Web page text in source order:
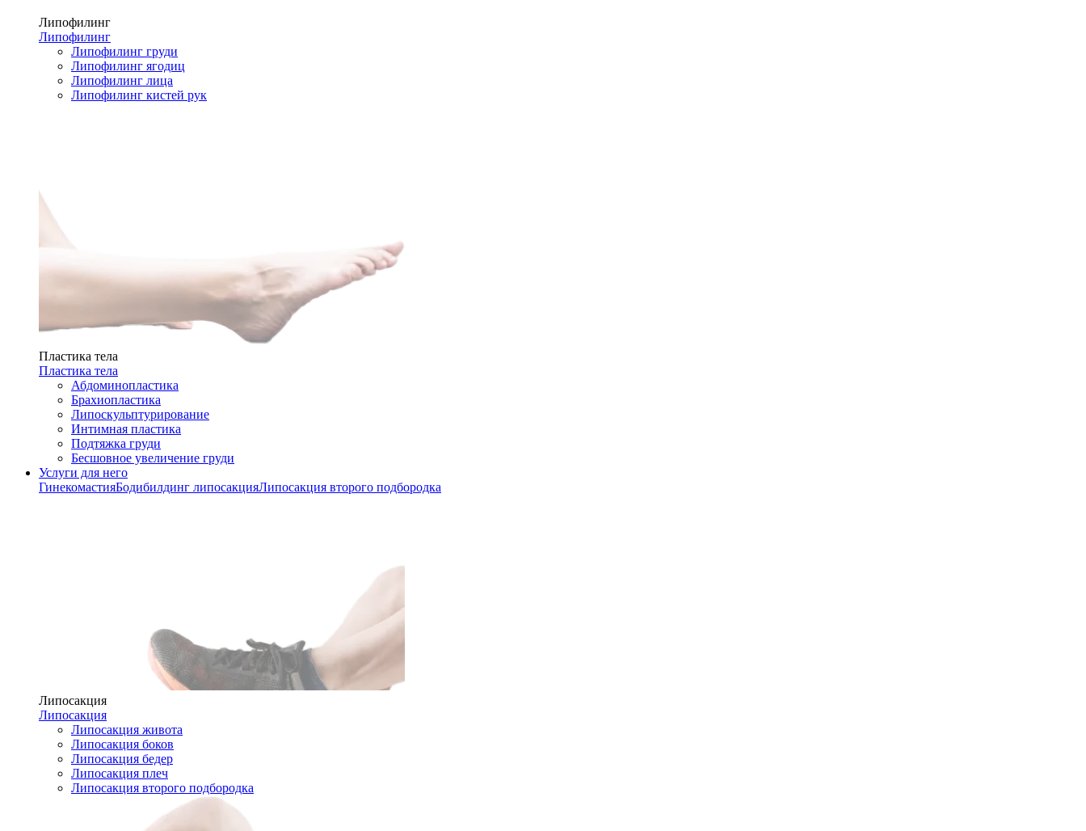
Липофилинг
Липофилинг
Липофилинг груди
Липофилинг ягодиц
Липофилинг лица
Липофилинг кистей рук
Пластика тела
Пластика тела
Абдоминопластика
Брахиопластика
Липоскульптурирование
Интимная пластика
Подтяжка груди
Бесшовное увеличение груди
Услуги для него
ГинекомастияБодибилдинг липосакцияЛипосакция второго подбородка
Липосакция
Липосакция
Липосакция живота
Липосакция боков
Липосакция бедер
Липосакция плеч
Липосакция второго подбородка